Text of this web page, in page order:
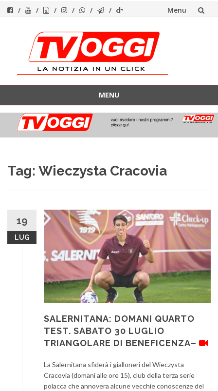
Menu
contenuto
MENU
contenuto
Tag: Wieczysta Cracovia
19
LUG
SALERNITANA: DOMANI QUARTO
TEST. SABATO 30 LUGLIO
TRIANGOLARE DI BENEFICENZA–
La Salernitana sfiderà i gialloneri del Wieczysta
Cracovia (domani alle ore 15), club della terza serie
polacca che annovera alcune vecchie conoscenze del